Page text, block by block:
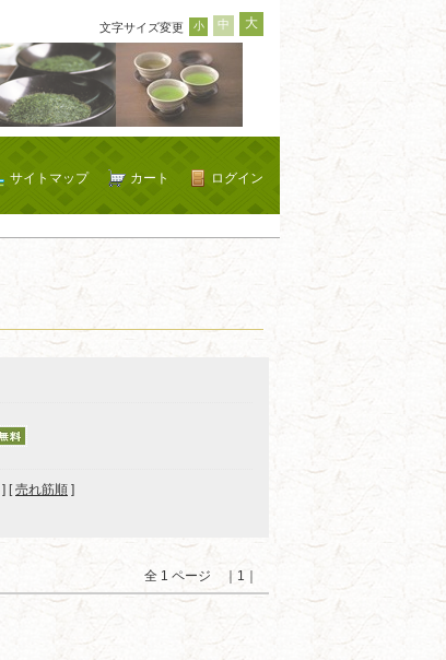
文字サイズ変更 小 中 大
ログイン
カート
サイトマップ
] [売れ筋順 ]
全 1 ページ ｜1｜